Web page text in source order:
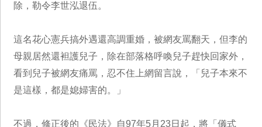
除，勒令李世泓退伍。
這名花心憲兵搞外遇還高調重婚，被網友罵翻天，但李的
母親居然還袒護兒子，除在部落格呼喚兒子趕快回家外，
看到兒子被網友痛罵，忍不住上網留言說，「兒子本來不
是這樣，都是媳婦害的。」
不過，修正後的《民法》自97年5月23日起，將「儀式